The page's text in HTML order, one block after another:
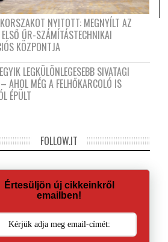
NYITOTT: MEGNYÍLT AZ
ŰR-SZÁMÍTÁSTECHNIKAI
KÖZPONTJA
LEGKÜLÖNLEGESEBB SIVATAGI
AHOL MÉG A FELHŐKARCOLÓ IS
ÉPÜLT
FOLLOW.IT
Értesüljön új cikkeinkről
emailben!